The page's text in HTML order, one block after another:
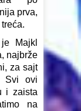
prva,
Majkl
najbrže
za sajt
Svi ovi
i zaista
na